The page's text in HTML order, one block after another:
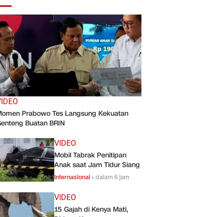
Prabowo Tes Langsung Kekuatan
Buatan BRIN
VIDEO
Mobil Tabrak Penitipan
Anak saat Jam Tidur Siang
Internasional •dalam 6 jam
VIDEO
15 Gajah di Kenya Mati,